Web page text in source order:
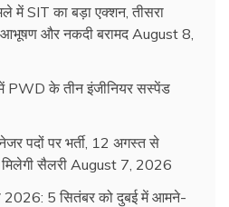
में SIT का बड़ा एक्शन, तीसरा
आभूषण और नकदी बरामद August 8,
PWD के तीन इंजीनियर सस्पेंड
पदों पर भर्ती, 12 अगस्त से
सैलरी August 7, 2026
2026: 5 सितंबर को दुबई में आमने-